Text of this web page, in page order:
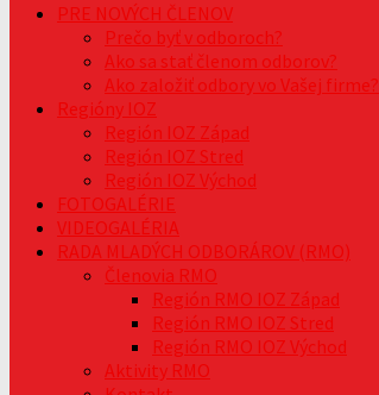
PRE NOVÝCH ČLENOV
Prečo byť v odboroch?
Ako sa stať členom odborov?
Ako založiť odbory vo Vašej firme?
Regióny IOZ
Región IOZ Západ
Región IOZ Stred
Región IOZ Východ
FOTOGALÉRIE
VIDEOGALÉRIA
RADA MLADÝCH ODBORÁROV (RMO)
Členovia RMO
Región RMO IOZ Západ
Región RMO IOZ Stred
Región RMO IOZ Východ
Aktivity RMO